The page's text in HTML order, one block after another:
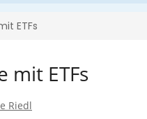
mit ETFs
Riedl